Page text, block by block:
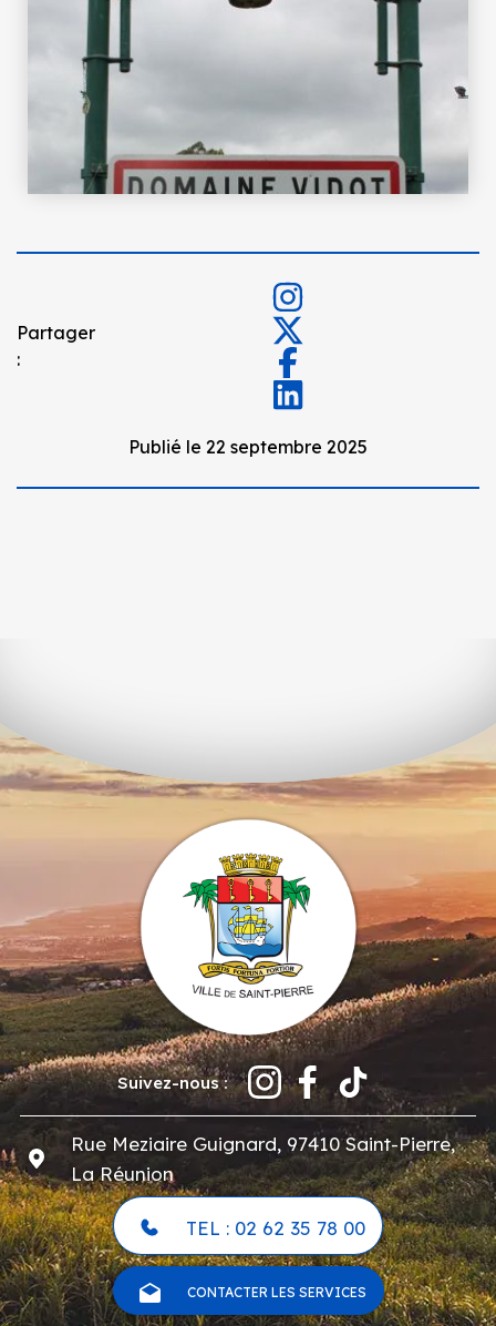
Partager
:
Publié le 22 septembre 2025
Suivez-nous :
Rue Meziaire Guignard, 97410 Saint-Pierre,
La Réunion
TEL : 02 62 35 78 00
CONTACTER LES SERVICES